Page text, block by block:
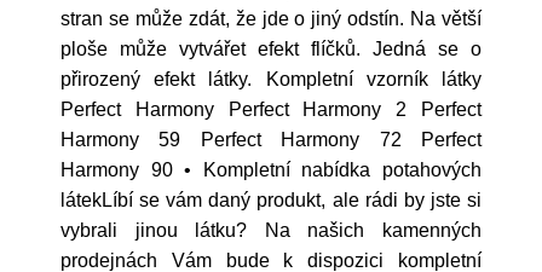
stran se může zdát, že jde o jiný odstín. Na větší
ploše může vytvářet efekt flíčků. Jedná se o
přirozený efekt látky. Kompletní vzorník látky
Perfect Harmony Perfect Harmony 2 Perfect
Harmony 59 Perfect Harmony 72 Perfect
Harmony 90 • Kompletní nabídka potahových
látekLíbí se vám daný produkt, ale rádi by jste si
vybrali jinou látku? Na našich kamenných
prodejnách Vám bude k dispozici kompletní